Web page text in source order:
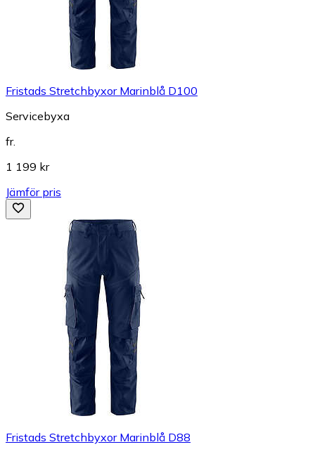
Fristads Stretchbyxor Marinblå D100
Servicebyxa
fr.
1 199 kr
Jämför pris
Fristads Stretchbyxor Marinblå D88